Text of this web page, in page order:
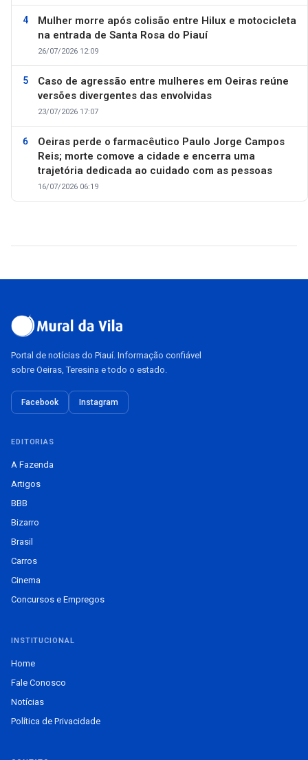
Mulher morre após colisão entre Hilux e motocicleta
na entrada de Santa Rosa do Piauí
26/07/2026 12:09
Caso de agressão entre mulheres em Oeiras reúne
versões divergentes das envolvidas
23/07/2026 17:07
Oeiras perde o farmacêutico Paulo Jorge Campos
Reis; morte comove a cidade e encerra uma
trajetória dedicada ao cuidado com as pessoas
16/07/2026 06:19
Portal de notícias do Piauí. Informação confiável
sobre Oeiras, Teresina e todo o estado.
Facebook Instagram
EDITORIAS
A Fazenda
Artigos
BBB
Bizarro
Brasil
Carros
Cinema
Concursos e Empregos
INSTITUCIONAL
Home
Fale Conosco
Notícias
Política de Privacidade